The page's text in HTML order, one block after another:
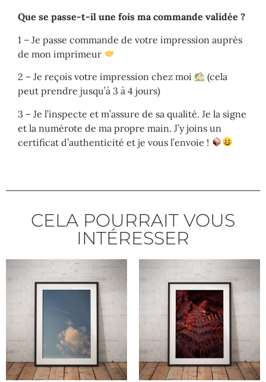
Que se passe-t-il une fois ma commande validée ?
1 – Je passe commande de votre impression auprès
de mon imprimeur
2 – Je reçois votre impression chez moi
(cela
peut prendre jusqu’à 3 à 4 jours)
3 – Je l’inspecte et m’assure de sa qualité. Je la signe
et la numérote de ma propre main. J’y joins un
certificat d’authenticité et je vous l’envoie !
CELA POURRAIT VOUS
INTÉRESSER